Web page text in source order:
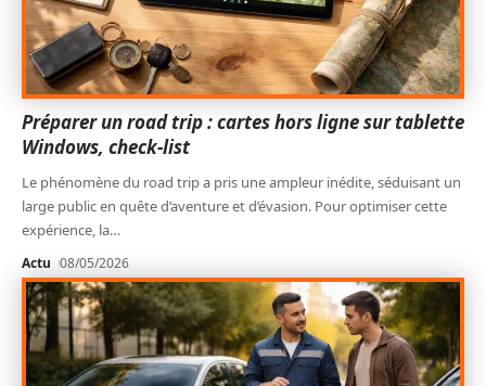
Préparer un road trip : cartes hors ligne sur tablette
Windows, check-list
Le phénomène du road trip a pris une ampleur inédite, séduisant un
large public en quête d’aventure et d’évasion. Pour optimiser cette
expérience, la…
Actu 08/05/2026